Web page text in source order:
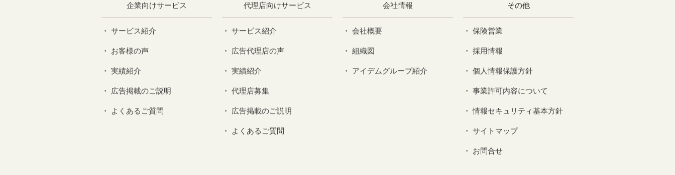
企業向けサービス
サービス紹介
お客様の声
実績紹介
広告掲載のご説明
よくあるご質問
代理店向けサービス
サービス紹介
広告代理店の声
実績紹介
代理店募集
広告掲載のご説明
よくあるご質問
会社情報
会社概要
組織図
アイデムグループ紹介
その他
保険営業
採用情報
個人情報保護方針
事業許可内容について
情報セキュリティ基本方針
サイトマップ
お問合せ